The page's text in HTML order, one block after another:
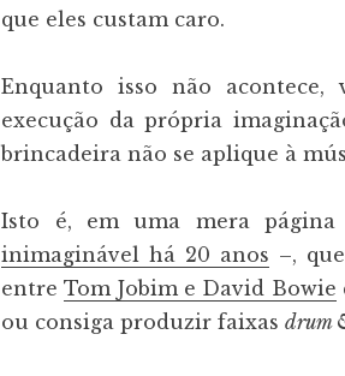
que eles custam caro.
Enquanto isso não
execução da própria
brincadeira não se aplique à
Isto é, em uma mera
inimaginável há 20 anos –,
entreTom Jobim e David Bowie
ou consiga produzir faixasdrum